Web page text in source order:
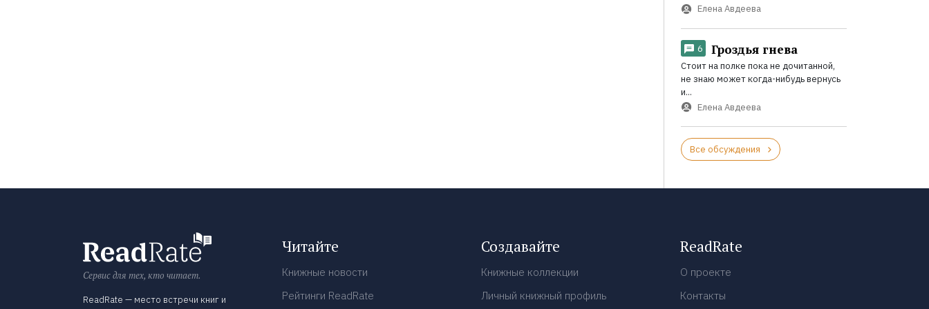
Елена Авдеева
6 Гроздья гнева
Стоит на полке пока не дочитанной,
не знаю может когда-нибудь вернусь
и...
Елена Авдеева
Все обсуждения
Сервис для тех, кто читает.
ReadRate — место встречи книг и
Читайте
Книжные новости
Рейтинги ReadRate
Создавайте
Книжные коллекции
Личный книжный профиль
ReadRate
О проекте
Контакты